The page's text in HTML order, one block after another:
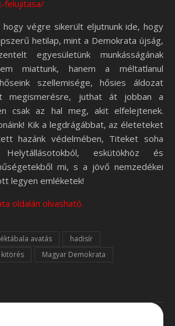
felujitasa/
hogy végre sikerült eljutnunk ide, hogy
hetilap, mint a Demokrata újság,
egyesületünk munkásságának
miattunk, hanem a méltatlanul
szellemisége, hősies áldozat
megismerésre, juthat át jobban a
csak az hal meg, akit elfelejtenek.
Kik a legdrágábbat, az életeteket
hazánk védelmében, Titeket soha
eskütökhöz és
mi, s a jövő nemzedékei
legyen emléketek!
oldalán olvasható.
avatás
hadisír
kitörés Magyar Demokrata